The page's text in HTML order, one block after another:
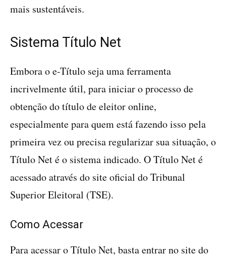
mais sustentáveis.
Sistema Título Net
Embora o e-Título seja uma ferramenta
incrivelmente útil, para iniciar o processo de
obtenção do título de eleitor online,
especialmente para quem está fazendo isso pela
primeira vez ou precisa regularizar sua situação, o
Título Net é o sistema indicado. O Título Net é
acessado através do site oficial do Tribunal
Superior Eleitoral (TSE).
Como Acessar
Para acessar o Título Net, basta entrar no site do